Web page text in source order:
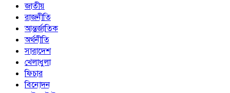
জাতীয়
রাজনীতি
আন্তর্জাতিক
অর্থনীতি
সারাদেশ
খেলাধুলা
ফিচার
বিনোদন